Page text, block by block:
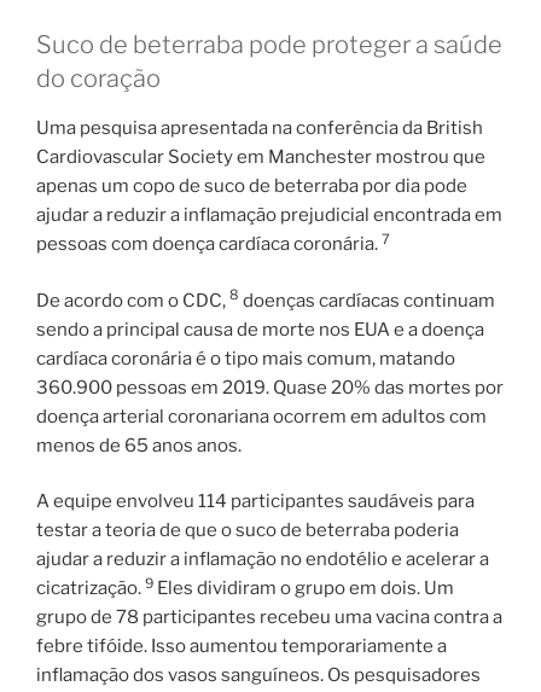
Suco de beterraba pode proteger a saúde
do coração
Uma pesquisa apresentada na conferência da British
Cardiovascular Society em Manchester mostrou que
apenas um copo de suco de beterraba por dia pode
ajudar a reduzir a inflamação prejudicial encontrada em
pessoas com doença cardíaca coronária. 7
De acordo com o CDC, 8 doenças cardíacas continuam
sendo a principal causa de morte nos EUA e a doença
cardíaca coronária é o tipo mais comum, matando
360.900 pessoas em 2019. Quase 20% das mortes por
doença arterial coronariana ocorrem em adultos com
menos de 65 anos anos.
A equipe envolveu 114 participantes saudáveis ​​para
testar a teoria de que o suco de beterraba poderia
ajudar a reduzir a inflamação no endotélio e acelerar a
cicatrização. 9 Eles dividiram o grupo em dois. Um
grupo de 78 participantes recebeu uma vacina contra a
febre tifóide. Isso aumentou temporariamente a
inflamação dos vasos sanguíneos. Os pesquisadores